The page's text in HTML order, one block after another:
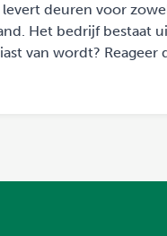
deuren voor
Het bedrijf bestaat
van wordt?